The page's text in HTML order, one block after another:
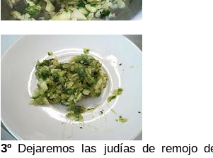
3º Dejaremos las judías de remojo